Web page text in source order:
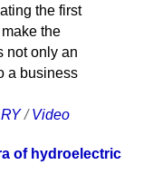
the first
the
not only an
a business
/Video
of hydroelectric